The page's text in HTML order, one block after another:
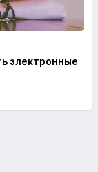
электронные